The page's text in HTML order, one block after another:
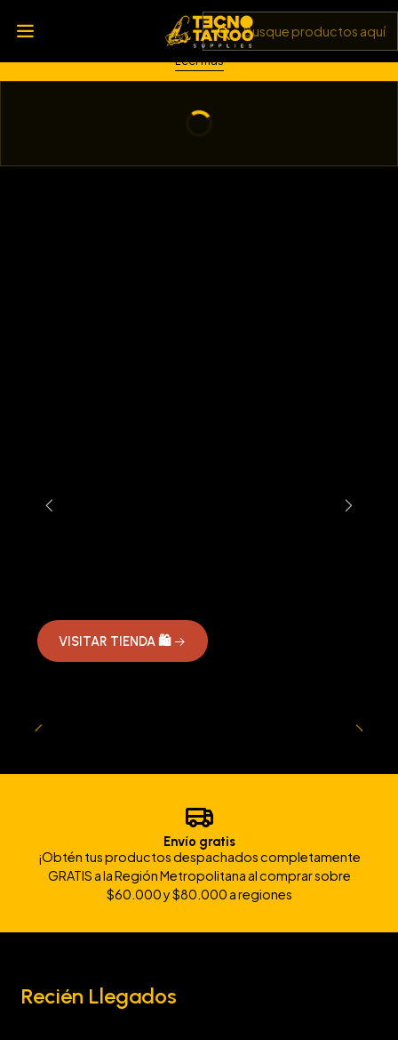
💥 Insumos, máquinas y tecnología de punta 💻 Todo lo que
necesitas para llevar tu arte al siguiente nivel 🎨 Calidad garantizada
Leer más
VISITAR TIENDA 🛍️
Envío gratis
¡Obtén tus productos despachados completamente
GRATIS a la Región Metropolitana al comprar sobre
$60.000 y $80.000 a regiones
Recién Llegados